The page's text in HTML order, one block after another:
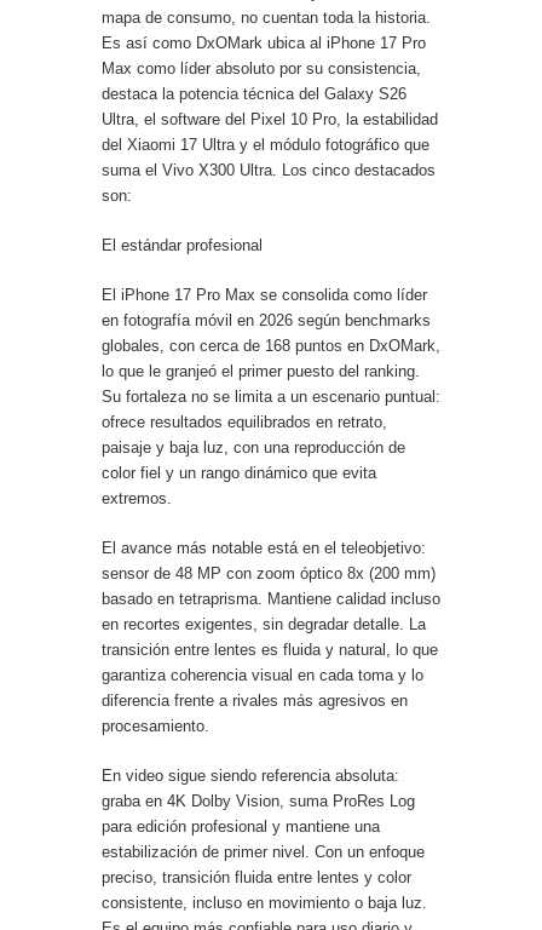
mapa de consumo, no cuentan toda la historia.
Es así como DxOMark ubica al iPhone 17 Pro
Max como líder absoluto por su consistencia,
destaca la potencia técnica del Galaxy S26
Ultra, el software del Pixel 10 Pro, la estabilidad
del Xiaomi 17 Ultra y el módulo fotográfico que
suma el Vivo X300 Ultra. Los cinco destacados
son:
El estándar profesional
El iPhone 17 Pro Max se consolida como líder
en fotografía móvil en 2026 según benchmarks
globales, con cerca de 168 puntos en DxOMark,
lo que le granjeó el primer puesto del ranking.
Su fortaleza no se limita a un escenario puntual:
ofrece resultados equilibrados en retrato,
paisaje y baja luz, con una reproducción de
color fiel y un rango dinámico que evita
extremos.
El avance más notable está en el teleobjetivo:
sensor de 48 MP con zoom óptico 8x (200 mm)
basado en tetraprisma. Mantiene calidad incluso
en recortes exigentes, sin degradar detalle. La
transición entre lentes es fluida y natural, lo que
garantiza coherencia visual en cada toma y lo
diferencia frente a rivales más agresivos en
procesamiento.
En video sigue siendo referencia absoluta:
graba en 4K Dolby Vision, suma ProRes Log
para edición profesional y mantiene una
estabilización de primer nivel. Con un enfoque
preciso, transición fluida entre lentes y color
consistente, incluso en movimiento o baja luz.